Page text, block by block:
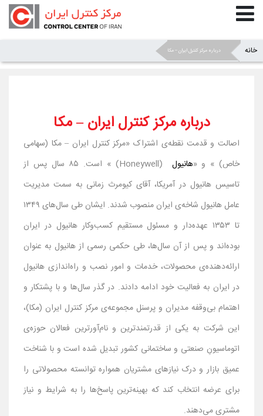
خانه » درباره مرکز کنترل ایران – مکا
درباره مرکز کنترل ایران – مکا
اصالت و قدمت نقطه‌ی اشتراک «مرکز کنترل ایران – مکا (سهامی
خاص) » و «هانیول
(Honeywell) » است. ۸۵ سال پس از
تاسیس هانیول در آمریکا، آقای کیومرث زمانی به سمت مدیریت
عامل هانیول شاخه‌ی ایران منصوب شدند. ایشان طی سال‌های ۱۳۴۹
تا ۱۳۵۳ عهده‌دار و مسئول مستقیم کسب‌وکار هانیول در ایران
بوده‌اند و پس از آن سال‌ها، طی حکمی رسمی از هانیول به عنوان
ارائه‌دهنده‌ی محصولات، خدمات و امور نصب و راه‌اندازی هانیول
در ایران به فعالیت خود ادامه دادند. در گذر سال‌ها و با پشتکار و
اهتمام بی‌وقفه مدیران و پرسنل مجموعه‌ی مرکز کنترل ایران (مکا)،
این شرکت به یکی از قدرتمندترین و نام‌آورترین فعالان حوزه‌ی
اتوماسیونِ صنعتی و ساختمانی کشور تبدیل شده است و با شناخت
عمیق بازار و درک نیازهای مشتریان همواره توانسته محصولاتی را
برای عرضه انتخاب کند که بهینه‌ترین پاسخ‌ها را به شرایط و نیاز
مشتری می‌دهند.